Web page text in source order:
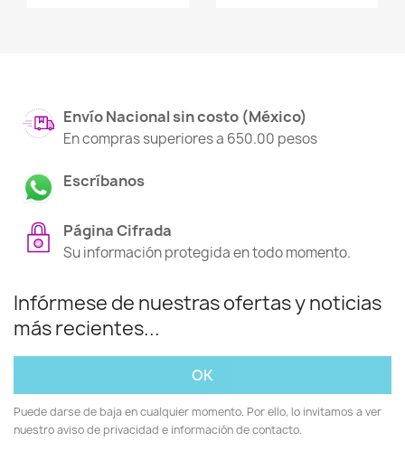
Envío Nacional sin costo (México)
En compras superiores a 650.00 pesos
Escríbanos
Página Cifrada
Su información protegida en todo momento.
Infórmese de nuestras ofertas y noticias
más recientes...
Puede darse de baja en cualquier momento. Por ello, lo invitamos a ver
nuestro aviso de privacidad e información de contacto.